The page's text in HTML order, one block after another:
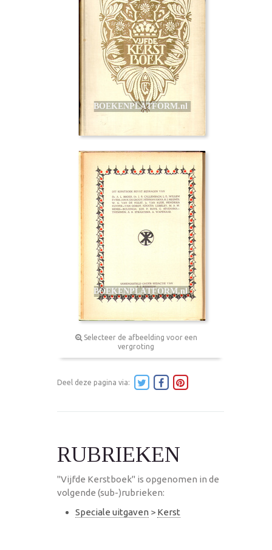
Selecteer de afbeelding voor een
vergroting
Deel deze pagina via:
RUBRIEKEN
"Vijfde Kerstboek" is opgenomen in de
volgende (sub-)rubrieken:
Speciale uitgaven > Kerst